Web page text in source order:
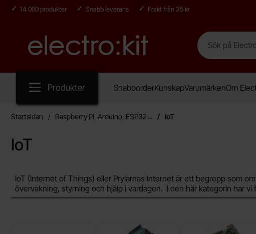
14 000 produkter Snabb leverans Frakt från 35 kr
Startsidan för Electro:kit
Sök
Sök på Electro:kit
Produkter SnabborderKunskapVarumärkenOm
Startsidan Raspberry Pi, Arduino, ESP32 ... IoT
IoT
Hoppa
produkter
IoT (Internet of Things) eller Prylarnas Internet är ett begrepp som
övervakning, styrning och hjälp i vardagen. I den här kategorin har